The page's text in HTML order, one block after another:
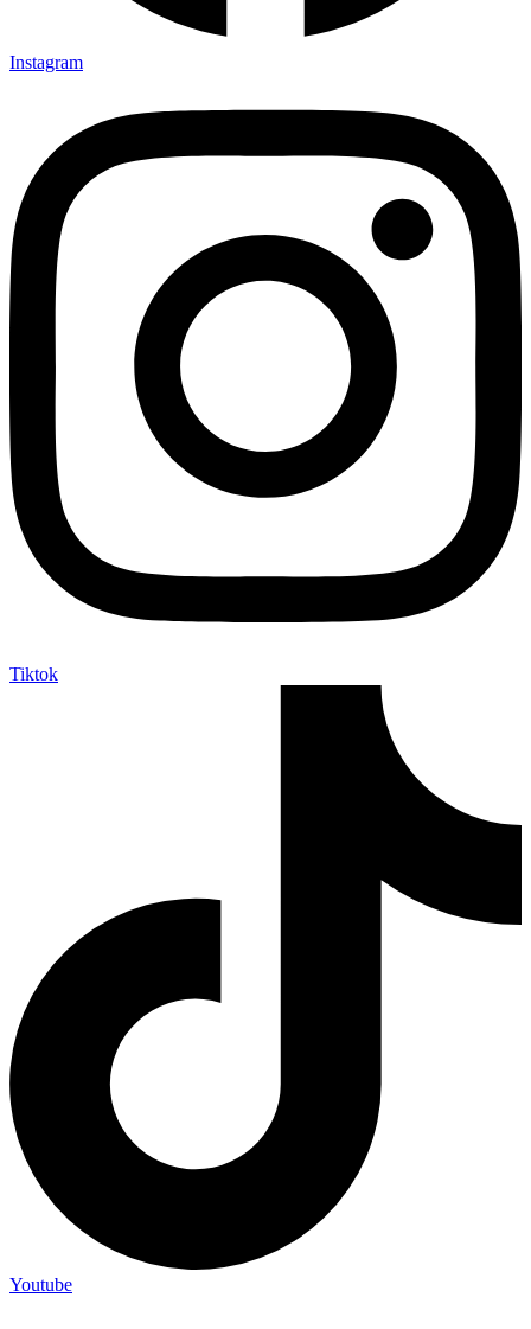
Instagram
Tiktok
Youtube